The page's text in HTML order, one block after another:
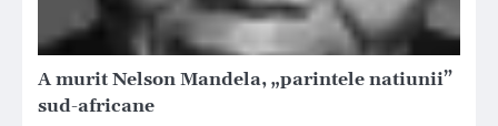
A murit Nelson Mandela, „parintele natiunii”
sud-africane